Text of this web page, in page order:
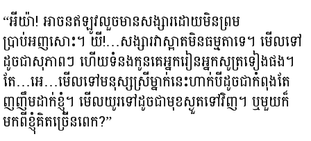
“អីយ៉ា! អាចនឥឡូវលួចមានសង្សារដោយមិនព្រម
ប្រាប់អញសោះ។ យី!…សង្សារវាស្អាតមិនធម្មតាទេ។ មើលទៅ
ដូចជាសុភាពៗ ហើយទំនងកូនគេអ្នករៀនអ្នកសូត្រទៀងផង។
តែ…អេ…មើលទៅមនុស្សស្រីម្នាក់នេះហាក់បីដូចជាកំពុងតែ
ញញឹមដាក់ខ្ញុំ។ មើលយូរទៅដូចជាមុខស្ងួតទៅវិញ។ ឬមួយក៏
មកពីខ្ញុំគិតច្រើនពេក?”